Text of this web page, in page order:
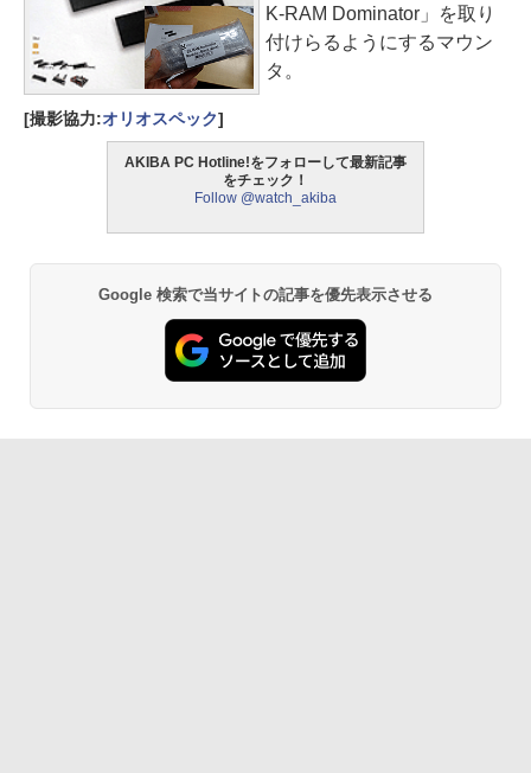
K-RAM Dominator」を取り
付けらるようにするマウン
タ。
[撮影協力:オリオスペック]
AKIBA PC Hotline!をフォローして最新記事
をチェック！
Follow @watch_akiba
Google 検索で当サイトの記事を優先表示させる